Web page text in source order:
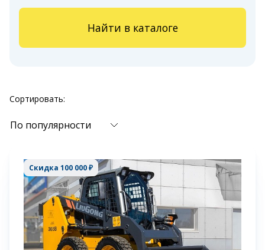
Найти в каталоге
Сортировать:
По популярности
Скидка 100 000 ₽